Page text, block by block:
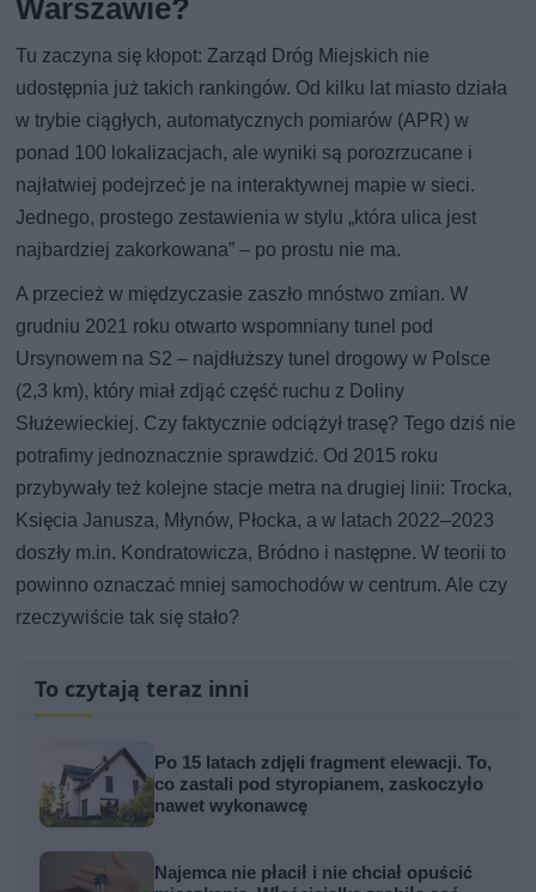
Warszawie?
Tu zaczyna się kłopot: Zarząd Dróg Miejskich nie
udostępnia już takich rankingów. Od kilku lat miasto działa
w trybie ciągłych, automatycznych pomiarów (APR) w
ponad 100 lokalizacjach, ale wyniki są porozrzucane i
najłatwiej podejrzeć je na interaktywnej mapie w sieci.
Jednego, prostego zestawienia w stylu „która ulica jest
najbardziej zakorkowana” – po prostu nie ma.
A przecież w międzyczasie zaszło mnóstwo zmian. W
grudniu 2021 roku otwarto wspomniany tunel pod
Ursynowem na S2 – najdłuższy tunel drogowy w Polsce
(2,3 km), który miał zdjąć część ruchu z Doliny
Służewieckiej. Czy faktycznie odciążył trasę? Tego dziś nie
potrafimy jednoznacznie sprawdzić. Od 2015 roku
przybywały też kolejne stacje metra na drugiej linii: Trocka,
Księcia Janusza, Młynów, Płocka, a w latach 2022–2023
doszły m.in. Kondratowicza, Bródno i następne. W teorii to
powinno oznaczać mniej samochodów w centrum. Ale czy
rzeczywiście tak się stało?
To czytają teraz inni
Po 15 latach zdjęli fragment elewacji. To,
co zastali pod styropianem, zaskoczyło
nawet wykonawcę
Najemca nie płacił i nie chciał opuścić